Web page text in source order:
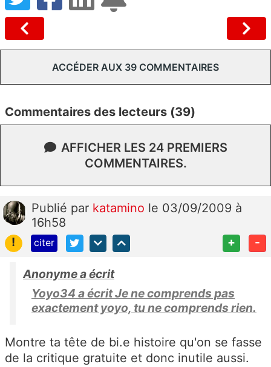
ACCÉDER AUX 39 COMMENTAIRES
Commentaires des lecteurs (39)
AFFICHER LES 24 PREMIERS
COMMENTAIRES.
Publié par katamino le 03/09/2009 à
16h58
!
citer + -
Anonyme a écrit
Yoyo34 a écrit Je ne comprends pas
exactement yoyo, tu ne comprends rien.
Montre ta tête de bi.e histoire qu'on se fasse
de la critique gratuite et donc inutile aussi.